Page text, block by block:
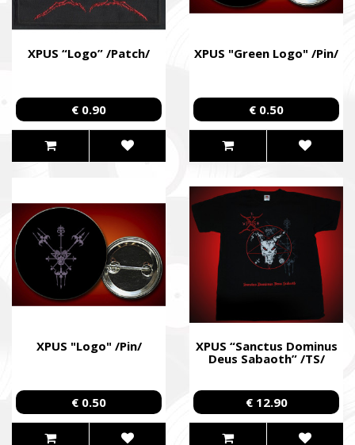
XPUS “Logo” /Patch/
€ 0.90
XPUS "Green Logo" /Pin/
€ 0.50
XPUS "Logo" /Pin/
€ 0.50
XPUS “Sanctus Dominus
Deus Sabaoth” /TS/
€ 12.90
soldiers.